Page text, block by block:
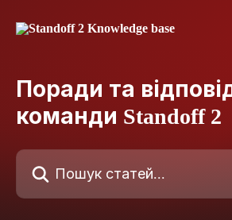
Поради та
команди Standoff 2
Пошук статей...